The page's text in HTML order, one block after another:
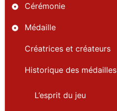
Cérémonie
Médaille
Créatrices et créateurs
Historique des médailles
L’esprit du jeu